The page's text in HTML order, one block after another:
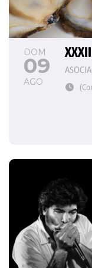
DOM
09
AGO